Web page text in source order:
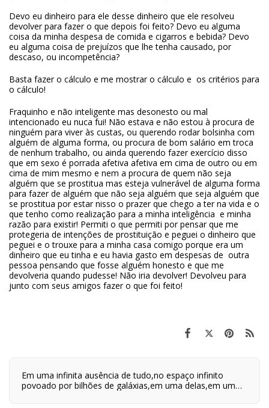
Devo eu dinheiro para ele desse dinheiro que ele resolveu
devolver para fazer o que depois foi feito? Devo eu alguma
coisa da minha despesa de comida e cigarros e bebida? Devo
eu alguma coisa de prejuízos que lhe tenha causado, por
descaso, ou incompetência?
Basta fazer o cálculo e me mostrar o cálculo e os critérios para
o cálculo!
Fraquinho e não inteligente mas desonesto ou mal
intencionado eu nuca fui! Não estava e não estou à procura de
ninguém para viver às custas, ou querendo rodar bolsinha com
alguém de alguma forma, ou procura de bom salário em troca
de nenhum trabalho, ou ainda querendo fazer exercício disso
que em sexo é porrada afetiva afetiva em cima de outro ou em
cima de mim mesmo e nem a procura de quem não seja
alguém que se prostitua mas esteja vulnerável de alguma forma
para fazer de alguém que não seja alguém que seja alguém que
se prostitua por estar nisso o prazer que chego a ter na vida e o
que tenho como realização para a minha inteligência e minha
razão para existir! Permiti o que permiti por pensar que me
protegeria de intenções de prostituição e peguei o dinheiro que
peguei e o trouxe para a minha casa comigo porque era um
dinheiro que eu tinha e eu havia gasto em despesas de outra
pessoa pensando que fosse alguém honesto e que me
devolveria quando pudesse! Não iria devolver! Devolveu para
junto com seus amigos fazer o que foi feito!
Em uma infinita ausência de tudo,no espaço infinito
povoado por bilhões de galáxias,em uma delas,em um